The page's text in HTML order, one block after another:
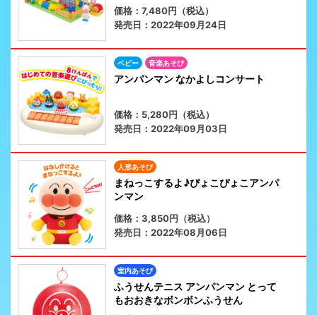
価格：7,480円（税込）
発売日：2022年09月24日
ベビー 音楽あそび
アンパンマン なかよしコンサート
価格：5,280円（税込）
発売日：2022年09月03日
人形あそび
まねっこするよ♪ぴょこぴょこアンパ
ンマン
価格：3,850円（税込）
発売日：2022年08月06日
室内あそび
ふうせんテニス アンパンマン とって
もおおきなボンボンふうせん